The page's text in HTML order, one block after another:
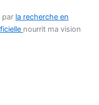
par la recherche en
nourrit ma vision